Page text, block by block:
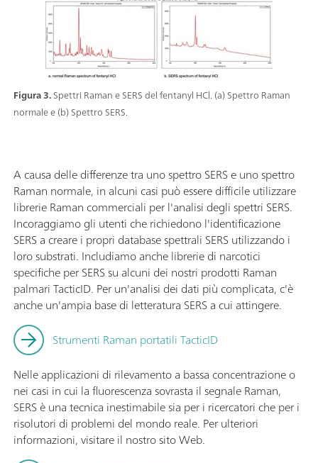
Figura 3.Spettri Raman e SERS del fentanyl HCl. (a) Spettro Raman
normale e (b) Spettro SERS.
A causa delle differenze tra uno spettro SERS e uno spettro
Raman normale, in alcuni casi può essere difficile utilizzare
librerie Raman commerciali per l'analisi degli spettri SERS.
Incoraggiamo gli utenti che richiedono l'identificazione
SERS a creare i propri database spettrali SERS utilizzando i
loro substrati. Includiamo anche librerie di narcotici
specifiche per SERS su alcuni dei nostri prodotti Raman
palmari TacticID. Per un'analisi dei dati più complicata, c'è
anche un'ampia base di letteratura SERS a cui attingere.
Strumenti Raman portatili TacticID
Nelle applicazioni di rilevamento a bassa concentrazione o
nei casi in cui la fluorescenza sovrasta il segnale Raman,
SERS è una tecnica inestimabile sia per i ricercatori che per i
risolutori di problemi del mondo reale. Per ulteriori
informazioni, visitare il nostro sito Web.